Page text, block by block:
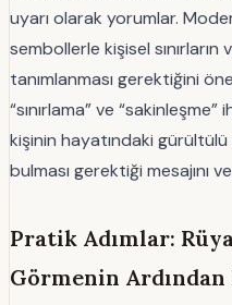
uyarı olarak yorumlar.
sembollerle kişisel sınırların
tanımlanması gerektiğini
“sınırlama” ve
kişinin hayatındaki
bulması gerektiği mesajını
Pratik Adımlar:
Görmenin Ardından